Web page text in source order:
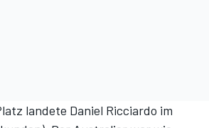
landete Daniel Ricciardo im